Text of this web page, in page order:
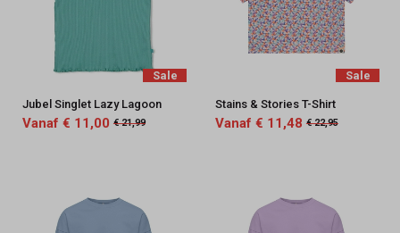
Sale
Jubel Singlet Lazy Lagoon
Vanaf € 11,00 € 21,99
Sale
Stains & Stories T-Shirt
Vanaf € 11,48 € 22,95